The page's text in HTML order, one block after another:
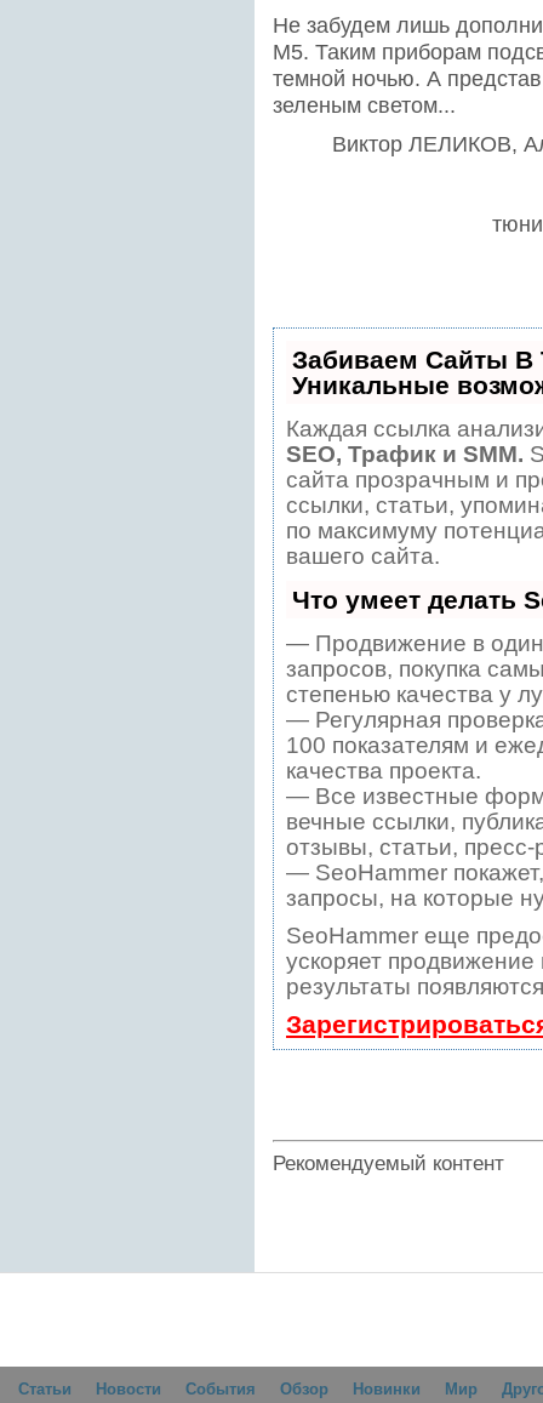
Не забудем лишь
М5. Таким приборам
темной ночью. А
зеленым светом...
Виктор ЛЕЛИКОВ,
Забиваем Сайты
Уникальные
Каждая ссылка
SEO, Трафик и SMM.
сайта прозрачным и
ссылки, статьи,
по максимуму
вашего сайта.
Что умеет делать
— Продвижение в один
запросов, покупка
степенью качества у
— Регулярная
100 показателям и
качества проекта.
— Все известные
вечные ссылки,
отзывы, статьи,
— SeoHammer
запросы, на которые
SeoHammer еще
ускоряет
результаты
Рекомендуемый контент
Статьи Новости События Обзор Новинки Мир